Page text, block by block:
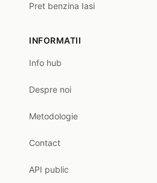
Pret benzina Iasi
INFORMATII
Info hub
Despre noi
Metodologie
Contact
API public